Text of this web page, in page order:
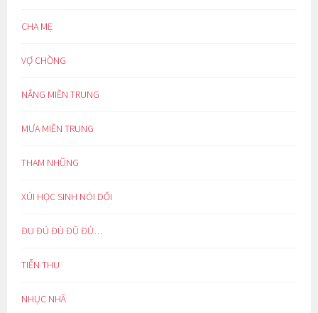
CHA MẸ
VỢ CHỒNG
NẮNG MIỀN TRUNG
MƯA MIỀN TRUNG
THAM NHŨNG
XÚI HỌC SINH NÓI DỐI
ĐU ĐÚ ĐÙ ĐŨ ĐỦ…
TIỄN THU
NHỤC NHÃ